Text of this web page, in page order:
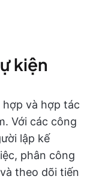
kiện
hợp và hợp tác
Với các công
lập kế
phân công
theo dõi tiến